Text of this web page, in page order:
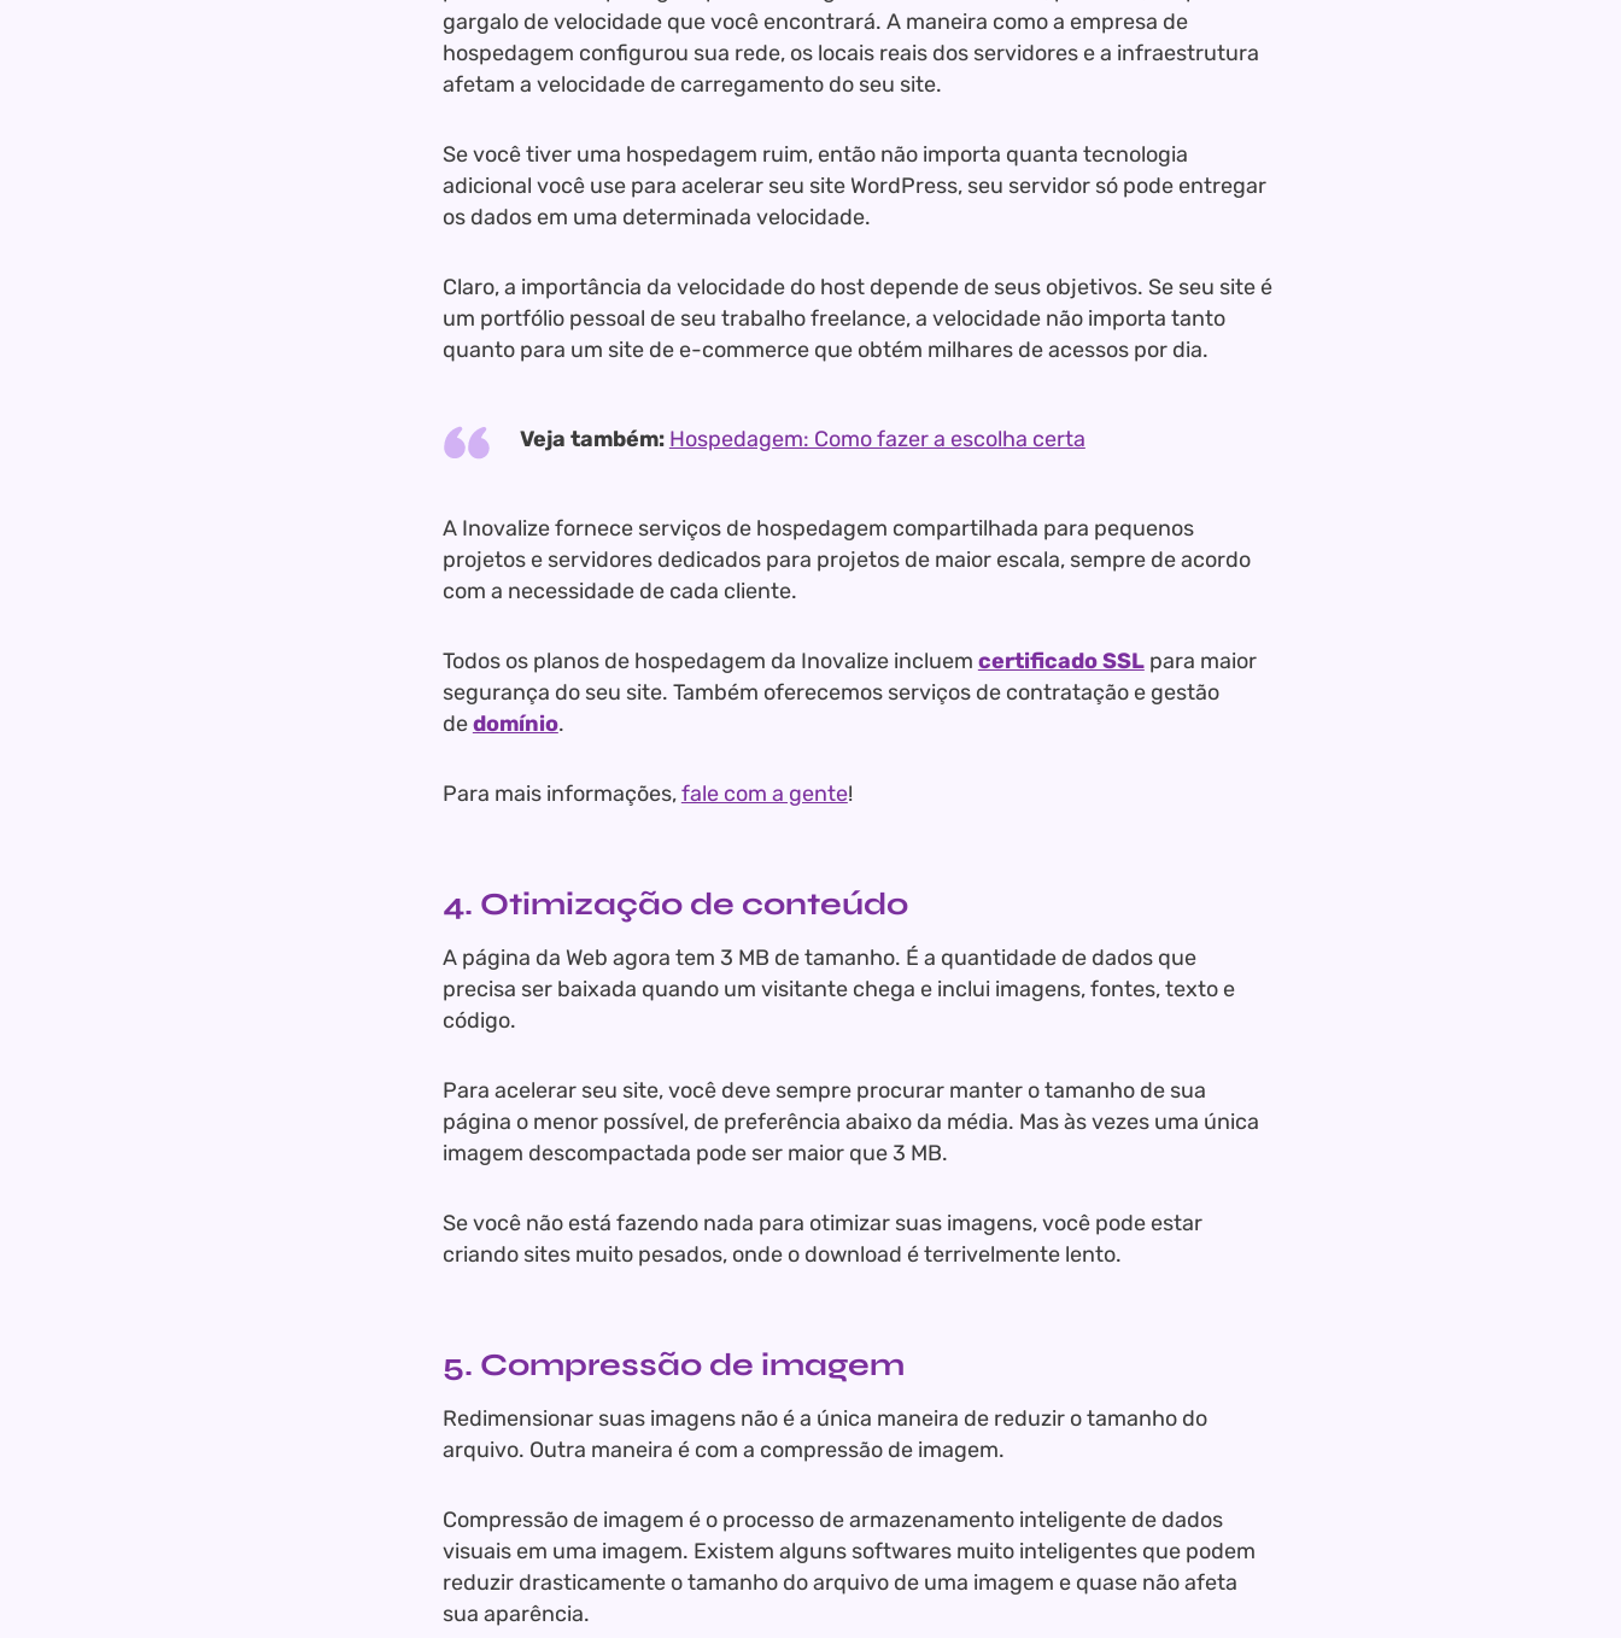
gargalo de velocidade que você encontrará. A maneira como a empresa de
hospedagem configurou sua rede, os locais reais dos servidores e a infraestrutura
afetam a velocidade de carregamento do seu site.
Se você tiver uma hospedagem ruim, então não importa quanta tecnologia
adicional você use para acelerar seu site WordPress, seu servidor só pode entregar
os dados em uma determinada velocidade.
Claro, a importância da velocidade do host depende de seus objetivos. Se seu site é
um portfólio pessoal de seu trabalho freelance, a velocidade não importa tanto
quanto para um site de e-commerce que obtém milhares de acessos por dia.
Veja também: Hospedagem: Como fazer a escolha certa
A Inovalize fornece serviços de hospedagem compartilhada para pequenos
projetos e servidores dedicados para projetos de maior escala, sempre de acordo
com a necessidade de cada cliente.
Todos os planos de hospedagem da Inovalize incluem certificado SSLpara maior
segurança do seu site. Também oferecemos serviços de contratação e gestão
de domínio.
Para mais informações, fale com a gente!
4. Otimização de conteúdo
A página da Web agora tem 3 MB de tamanho. É a quantidade de dados que
precisa ser baixada quando um visitante chega e inclui imagens, fontes, texto e
código.
Para acelerar seu site, você deve sempre procurar manter o tamanho de sua
página o menor possível, de preferência abaixo da média. Mas às vezes uma única
imagem descompactada pode ser maior que 3 MB.
Se você não está fazendo nada para otimizar suas imagens, você pode estar
criando sites muito pesados, onde o download é terrivelmente lento.
5. Compressão de imagem
Redimensionar suas imagens não é a única maneira de reduzir o tamanho do
arquivo. Outra maneira é com a compressão de imagem.
Compressão de imagem é o processo de armazenamento inteligente de dados
visuais em uma imagem. Existem alguns softwares muito inteligentes que podem
reduzir drasticamente o tamanho do arquivo de uma imagem e quase não afeta
sua aparência.